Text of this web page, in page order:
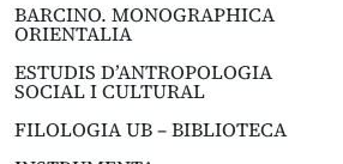
BARCINO. MONOGRAPHICA
ORIENTALIA
ESTUDIS D’ANTROPOLOGIA
SOCIAL I CULTURAL
FILOLOGIA UB – BIBLIOTECA